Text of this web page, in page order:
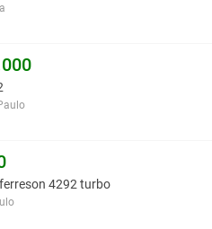
4292 turbo